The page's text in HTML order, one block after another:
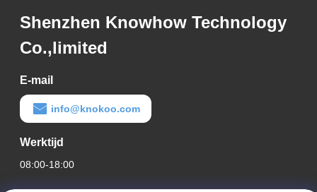
Shenzhen Knowhow Technology
Co.,limited
E-mail
info@knokoo.com
Werktijd
08:00-18:00